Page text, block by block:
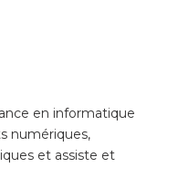
en informatique
numériques,
et assiste et